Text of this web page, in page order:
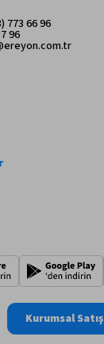
773 66 96
96
Kurumsal Satış